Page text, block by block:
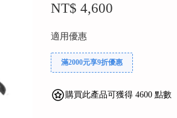
NT$ 4,600
適用優惠
滿2000元享9折優惠
購買此產品可獲得 4600 點數